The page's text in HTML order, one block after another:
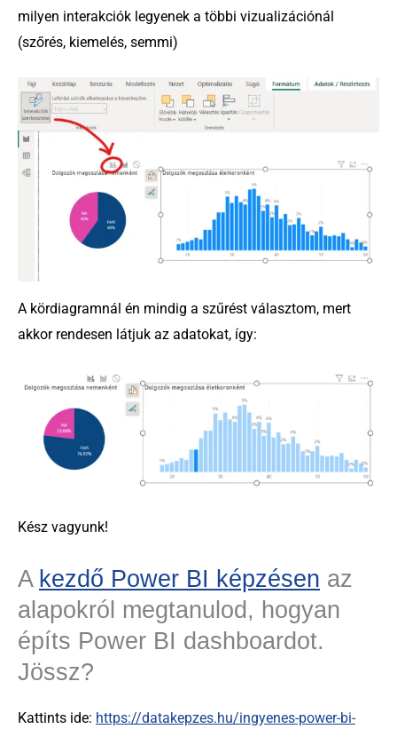
milyen interakciók legyenek a többi vizualizációnál
(szőrés, kiemelés, semmi)
A kördiagramnál én mindig a szűrést választom, mert
akkor rendesen látjuk az adatokat, így:
Kész vagyunk!
A kezdő Power BI képzésen az
alapokról megtanulod, hogyan
építs Power BI dashboardot.
Jössz?
Kattints ide: https://datakepzes.hu/ingyenes-power-bi-